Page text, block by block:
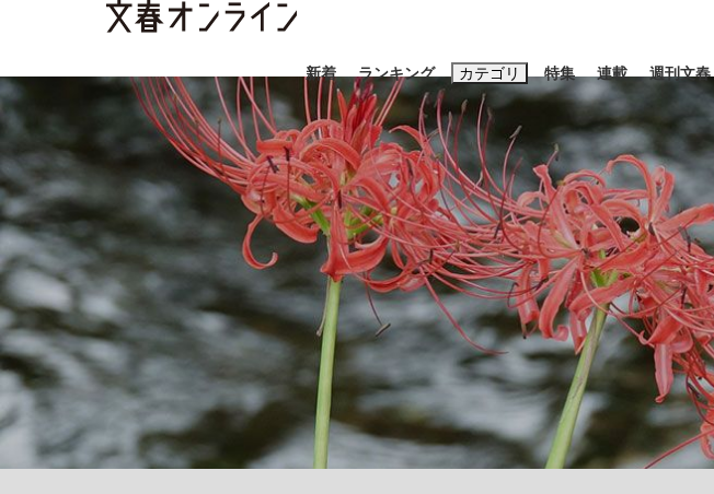
新着 ランキング カテゴリ
スクープ ニュース エンタメ
「90%は失敗する。でも…」本田圭佑が初めて明かした日本代表監督に...
特集
終戦から81年
連載 週刊文春
おすすめのキーワードタグ一覧
#藤田晋 #三山凌輝 #後藤真希 #森岡毅
#亀和田武
#池上彰